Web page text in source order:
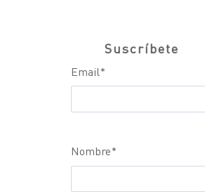
Suscríbete
Email*
Nombre*